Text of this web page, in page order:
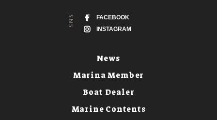
FACEBOOK
INSTAGRAM
News
Marina Member
Boat Dealer
Marine Contents